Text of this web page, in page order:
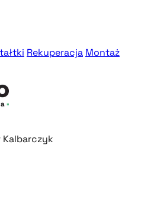
Rekuperacja Montaż
Kalbarczyk